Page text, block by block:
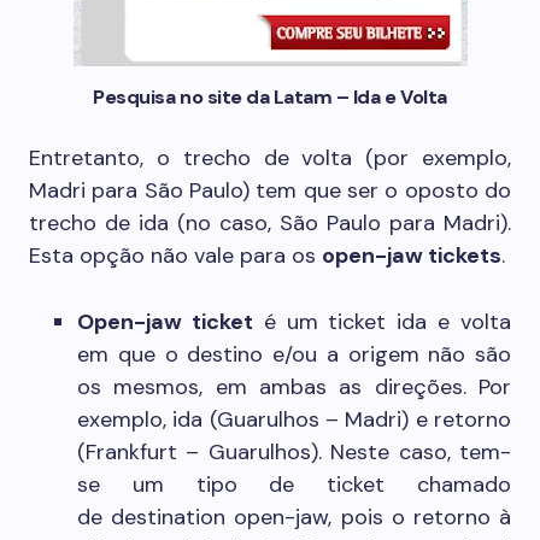
Pesquisa no site da Latam – Ida e Volta
Entretanto, o trecho de volta (por exemplo,
Madri para São Paulo) tem que ser o oposto do
trecho de ida (no caso, São Paulo para Madri).
Esta opção não vale para os open-jaw tickets.
Open-jaw ticket é um ticket ida e volta
em que o destino e/ou a origem não são
os mesmos, em ambas as direções. Por
exemplo, ida (Guarulhos – Madri) e retorno
(Frankfurt – Guarulhos). Neste caso, tem-
se um tipo de ticket chamado
de destination open-jaw, pois o retorno à